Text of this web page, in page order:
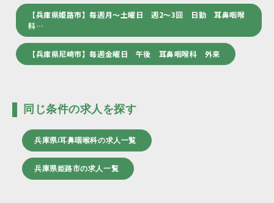
【兵庫県姫路市】毎週月～土曜日 週2～3回 日勤 耳鼻咽喉
科…
【兵庫県尼崎市】毎週金曜日 午後 耳鼻咽喉科 外来
同じ条件の求人を探す
兵庫県/耳鼻咽喉科の求人一覧
兵庫県姫路市の求人一覧